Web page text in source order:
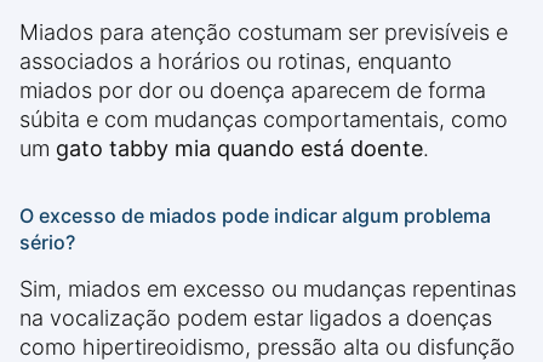
Miados para atenção costumam ser previsíveis e
associados a horários ou rotinas, enquanto
miados por dor ou doença aparecem de forma
súbita e com mudanças comportamentais, como
um gato tabby mia quando está doente.
O excesso de miados pode indicar algum problema
sério?
Sim, miados em excesso ou mudanças repentinas
na vocalização podem estar ligados a doenças
como hipertireoidismo, pressão alta ou disfunção